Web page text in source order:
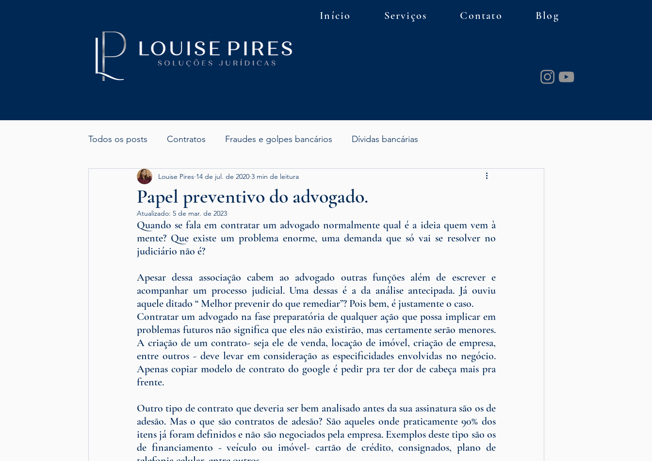
Início Serviços Contato Blog
Todos os posts Contratos Fraudes e golpes bancários Dívidas bancárias
Negociação judicial e extrajudicial Assessoria e consultoria Juros abusivos
Papel preventivo do advogado.
Louise Pires 14 de jul. de 2020 3 min de leitura
Atualizado: 5 de mar. de 2023
Quando se fala em contratar um advogado normalmente qual é a ideia quem vem à
mente? Que existe um problema enorme, uma demanda que só vai se resolver no
judiciário não é?
Apesar dessa associação cabem ao advogado outras funções além de escrever e
acompanhar um processo judicial. Uma dessas é a da análise antecipada. Já ouviu
aquele ditado “ Melhor prevenir do que remediar”? Pois bem, é justamente o caso.
Contratar um advogado na fase preparatória de qualquer ação que possa implicar em
problemas futuros não significa que eles não existirão, mas certamente serão menores.
A criação de um contrato- seja ele de venda, locação de imóvel, criação de empresa,
entre outros - deve levar em consideração as especificidades envolvidas no negócio.
Apenas copiar modelo de contrato do google é pedir pra ter dor de cabeça mais pra
frente.
Outro tipo de contrato que deveria ser bem analisado antes da sua assinatura são os de
adesão. Mas o que são contratos de adesão? São aqueles onde praticamente 90% dos
itens já foram definidos e não são negociados pela empresa. Exemplos deste tipo são os
de financiamento - veículo ou imóvel- cartão de crédito, consignados, plano de